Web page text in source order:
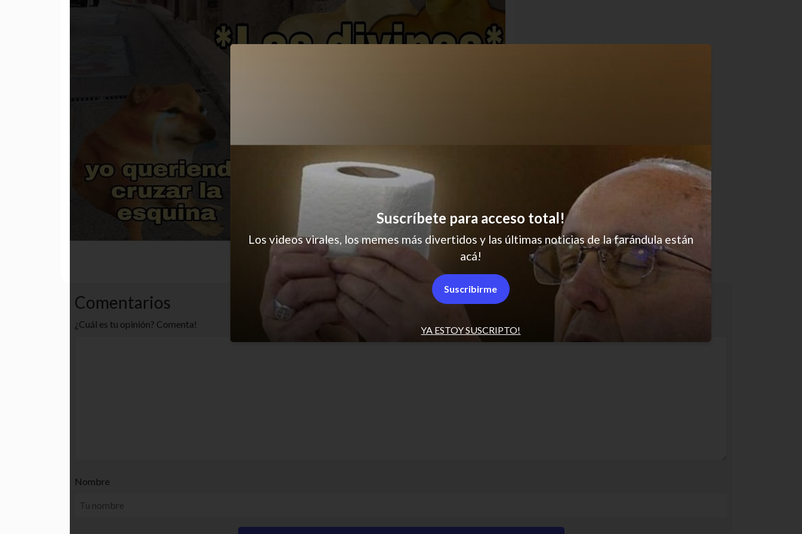
MEME
Comentarios
¿Cuál es tu opinión? Comenta!
Nombre
YA ESTOY SUSCRIPTO!
Suscríbete para acceso total!
Los videos virales, los memes más divertidos y las últimas noticias de la farándula están
acá!
Suscribirme